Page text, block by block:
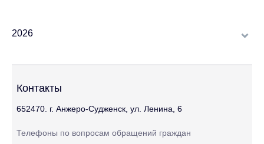
2026
Контакты
652470. г. Анжеро-Судженск, ул. Ленина, 6
Телефоны по вопросам обращений граждан